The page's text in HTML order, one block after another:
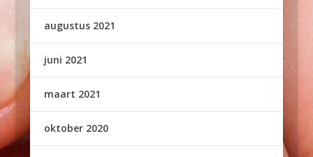
augustus 2021
juni 2021
maart 2021
oktober 2020